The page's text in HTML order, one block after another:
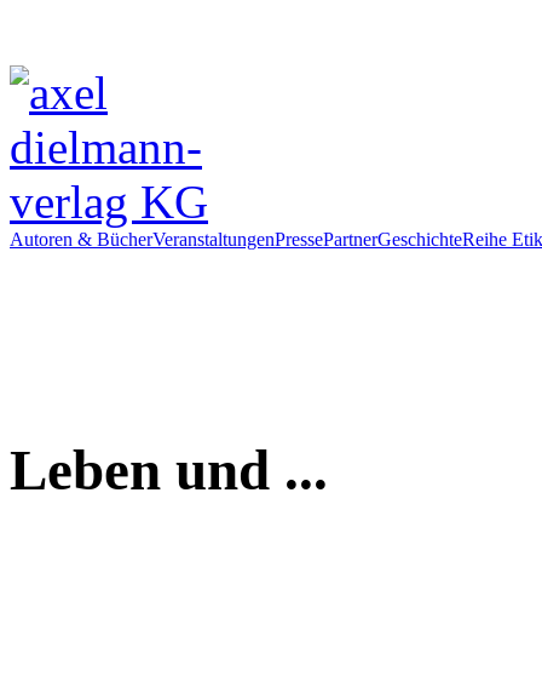
Autoren & BücherVeranstaltungenPressePartnerGeschichteReihe
Leben und ...